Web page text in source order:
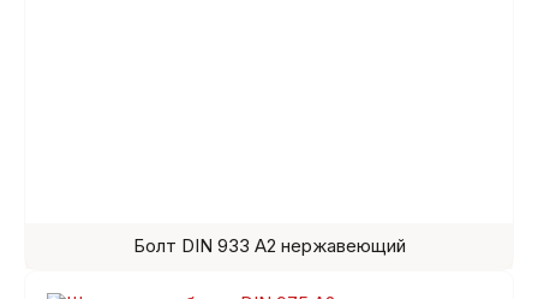
Болт DIN 933 A2 нержавеющий